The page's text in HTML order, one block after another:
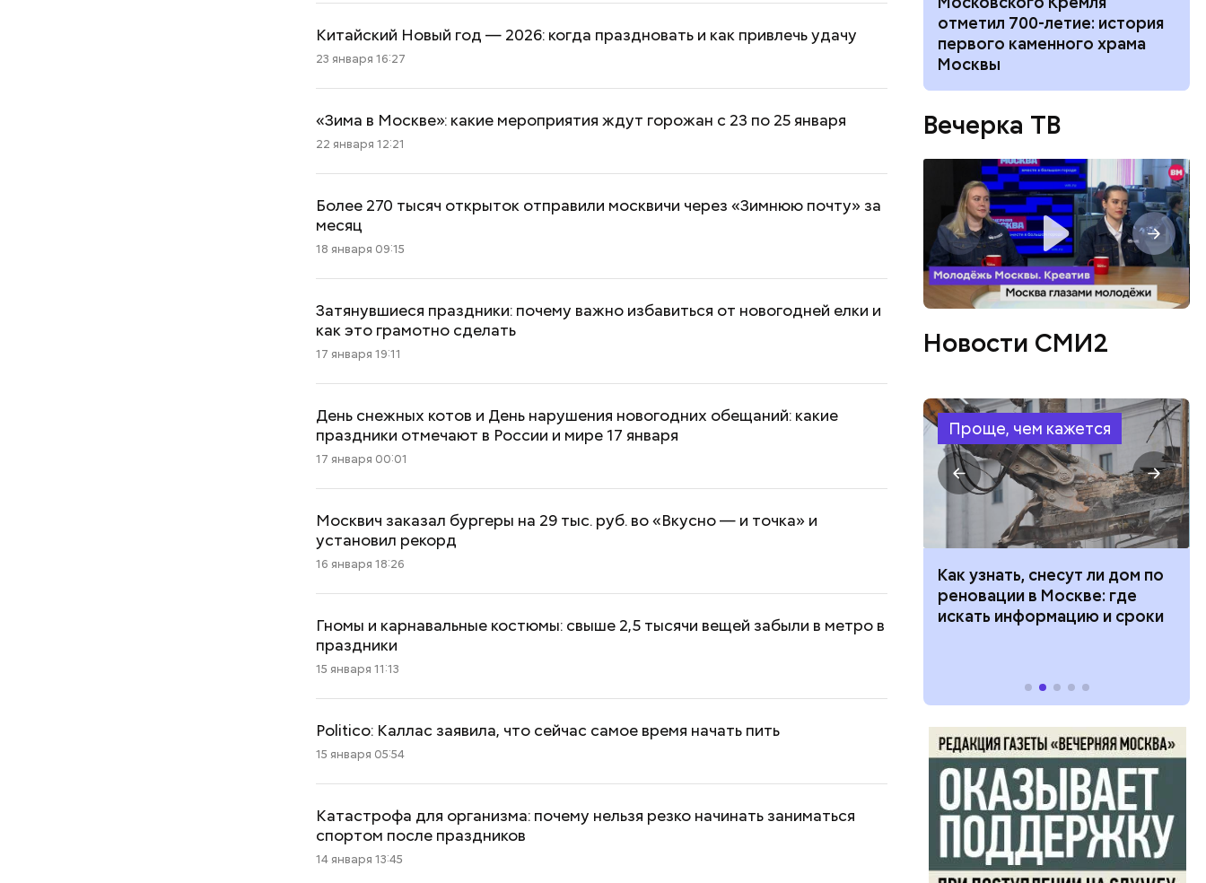
Китайский Новый год — 2026: когда праздновать и как привлечь удачу
23 января 16:27
«Зима в Москве»: какие мероприятия ждут горожан с 23 по 25 января
22 января 12:21
Более 270 тысяч открыток отправили москвичи через «Зимнюю почту» за
месяц
18 января 09:15
Затянувшиеся праздники: почему важно избавиться от новогодней елки и
как это грамотно сделать
17 января 19:11
День снежных котов и День нарушения новогодних обещаний: какие
праздники отмечают в России и мире 17 января
17 января 00:01
Москвич заказал бургеры на 29 тыс. руб. во «Вкусно — и точка» и
установил рекорд
16 января 18:26
Гномы и карнавальные костюмы: свыше 2,5 тысячи вещей забыли в метро в
праздники
15 января 11:13
Politico: Каллас заявила, что сейчас самое время начать пить
15 января 05:54
Катастрофа для организма: почему нельзя резко начинать заниматься
спортом после праздников
14 января 13:45
необычными именами
Бикбаевым
отметил 700-летие: история
первого каменного храма
Москвы
Вечерка ТВ
Новости СМИ2
Проще, чем кажется
не получить штраф
рублей от государства при
трудной ситуации: кто может
претендовать и какие нужны
Как узнать, снесут ли дом по
реновации в Москве: где
искать информацию и сроки